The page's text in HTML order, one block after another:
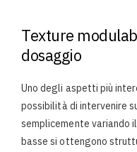
Texture
dosaggio
Uno degli aspetti più
possibilità di intervenire
semplicemente variando
basse si ottengono